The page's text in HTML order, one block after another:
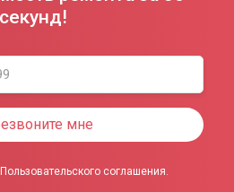
секунд!
мне
соглашения.